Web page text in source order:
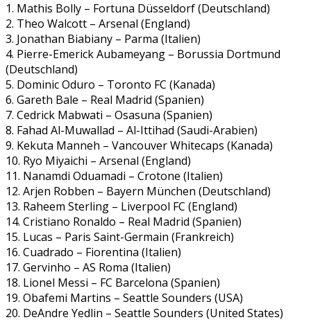
1. Mathis Bolly – Fortuna Düsseldorf (Deutschland)
2. Theo Walcott – Arsenal (England)
3. Jonathan Biabiany – Parma (Italien)
4. Pierre-Emerick Aubameyang – Borussia Dortmund
(Deutschland)
5. Dominic Oduro – Toronto FC (Kanada)
6. Gareth Bale – Real Madrid (Spanien)
7. Cedrick Mabwati – Osasuna (Spanien)
8. Fahad Al-Muwallad – Al-Ittihad (Saudi-Arabien)
9. Kekuta Manneh – Vancouver Whitecaps (Kanada)
10. Ryo Miyaichi – Arsenal (England)
11. Nanamdi Oduamadi – Crotone (Italien)
12. Arjen Robben – Bayern München (Deutschland)
13. Raheem Sterling – Liverpool FC (England)
14. Cristiano Ronaldo – Real Madrid (Spanien)
15. Lucas – Paris Saint-Germain (Frankreich)
16. Cuadrado – Fiorentina (Italien)
17. Gervinho – AS Roma (Italien)
18. Lionel Messi – FC Barcelona (Spanien)
19. Obafemi Martins – Seattle Sounders (USA)
20. DeAndre Yedlin – Seattle Sounders (United States)